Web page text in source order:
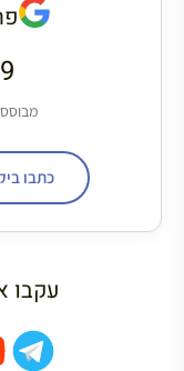
מבוסס על
כתבו
עקבו